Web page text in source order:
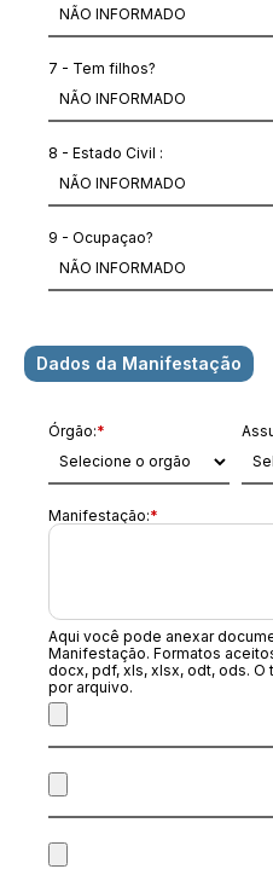
7 - Tem filhos?
8 - Estado Civil :
9 - Ocupaçao?
Dados da Manifestação
Órgão:*
Manifestação:*
Aqui você pode anexar
Manifestação. Formatos
docx, pdf, xls, xlsx, odt, ods. O
por arquivo.